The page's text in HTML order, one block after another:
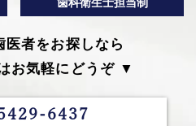
歯科衛生士担当制
医者をお探しなら
お気軽にどうぞ ▼
6437